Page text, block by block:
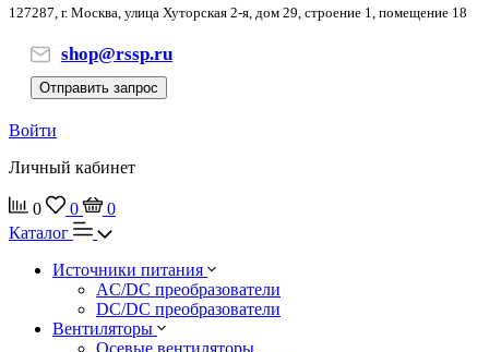
127287, г. Москва, улица Хуторская 2-я, дом 29, строение 1, помещение 18
shop@rssp.ru
Отправить запрос
Войти
Личный кабинет
0 0
0
Каталог
Источники питания
AC/DC преобразователи
DC/DC преобразователи
Вентиляторы
Осевые вентиляторы